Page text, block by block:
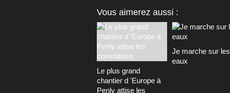
Vous aimerez aussi :
Le plus grand
chantier d 'Europe à
Penly attise les
Je marche sur les
eaux